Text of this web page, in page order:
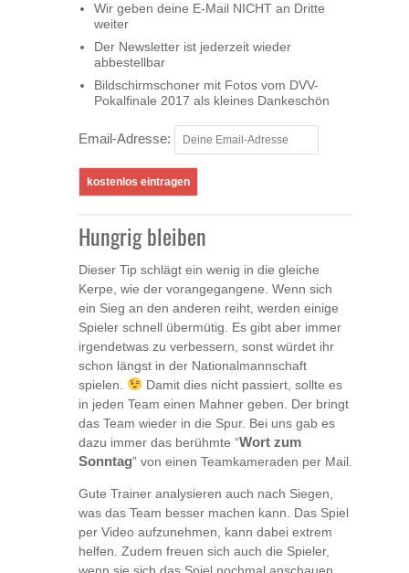
Wir geben deine E-Mail NICHT an Dritte
weiter
Der Newsletter ist jederzeit wieder
abbestellbar
Bildschirmschoner mit Fotos vom DVV-
Pokalfinale 2017 als kleines Dankeschön
Email-Adresse:
Hungrig bleiben
Dieser Tip schlägt ein wenig in die gleiche
Kerpe, wie der vorangegangene. Wenn sich
ein Sieg an den anderen reiht, werden einige
Spieler schnell übermütig. Es gibt aber immer
irgendetwas zu verbessern, sonst würdet ihr
schon längst in der Nationalmannschaft
spielen.
Damit dies nicht passiert, sollte es
in jeden Team einen Mahner geben. Der bringt
das Team wieder in die Spur. Bei uns gab es
dazu immer das berühmte “Wort zum
Sonntag” von einen Teamkameraden per Mail.
Gute Trainer analysieren auch nach Siegen,
was das Team besser machen kann. Das Spiel
per Video aufzunehmen, kann dabei extrem
helfen. Zudem freuen sich auch die Spieler,